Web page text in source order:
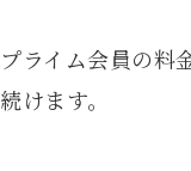
プライム会員の料
続けます。